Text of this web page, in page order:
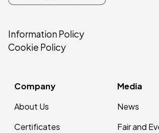
Information Policy
Cookie Policy
Company
About Us
Certificates
Media
News
Fair and